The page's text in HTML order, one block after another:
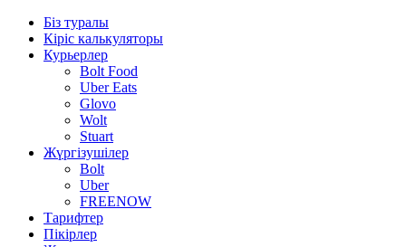
Біз туралы
Кіріс калькуляторы
Курьерлер
Bolt Food
Uber Eats
Glovo
Wolt
Stuart
Жүргізушілер
Bolt
Uber
FREENOW
Тарифтер
Пікірлер